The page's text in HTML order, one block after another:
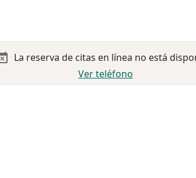
La reserva de citas en línea no está
Ver teléfono